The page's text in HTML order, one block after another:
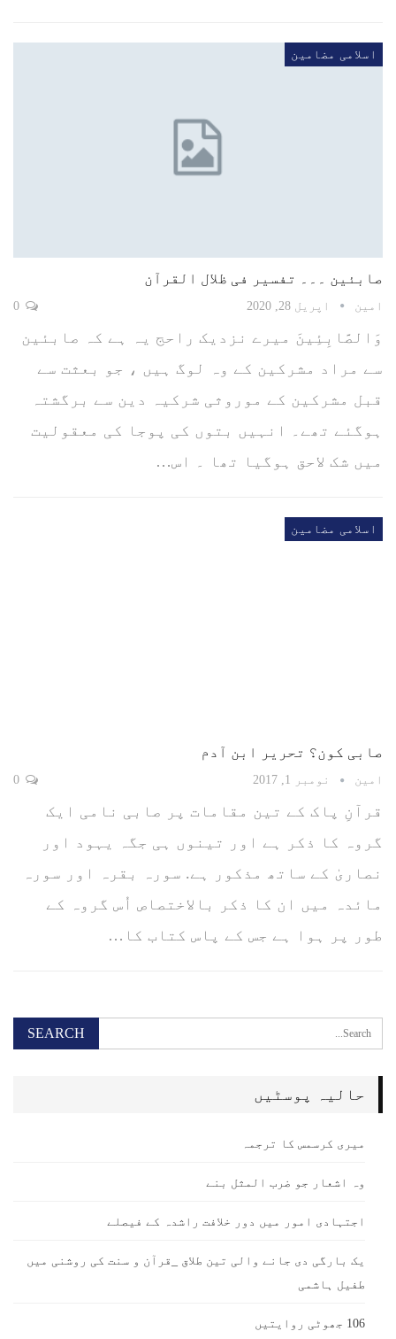
اسلامی مضامین
صابئین ۔۔۔ تفسیر فی ظلال القرآن
امین اپریل 28, 2020
وَالصَّابِئِينَ میرے نزدیک راحج یہ ہے کہ صابئین
سے مراد مشرکین کے وہ لوگ ہیں ، جو بعثت سے
قبل مشرکین کے موروثی شرکیہ دین سے برگشتہ
ہوگئے تھے۔ انہیں بتوں کی پوجا کی معقولیت
میں شک لاحق ہوگیا تھا ۔ اس…
اسلامی مضامین
صابی کون؟ تحریر ابن آدم
امین نومبر 1, 2017
قرآنِ پاک کے تین مقامات پر صابی نامی ایک
گروہ کا ذکر ہے اور تینوں ہی جگہ یہود اور
نصاریٰ کے ساتھ مذکور ہے. سورہ بقرہ اور سورہ
مائدہ میں ان کا ذکر بالاختصاص اُس گروہ کے
طور پر ہوا ہے جس کے پاس کتاب کا…
حالیہ پوسٹیں
میری کرسمس کا ترجمہ
وہ اشعار جو ضرب المثل بنے
اجتہادی امور میں دور خلافت راشدہ کے فیصلے
یک بارگی دی جانے والی تین طلاق _قرآن و سنت کی روشنی میں
طفیل ہاشمی
106 جھوٹی روایتیں